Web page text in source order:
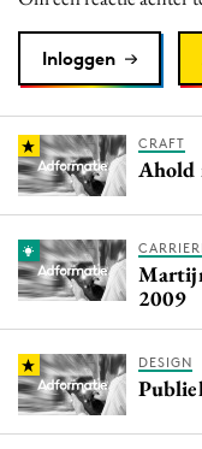
Reputatie & crisis
Inloggen
CRAFT
Ahold
2009
DESIGN